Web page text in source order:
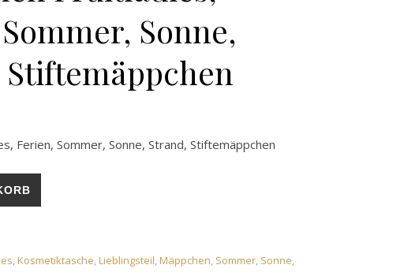
Sonne,
Ferien, Sommer, Sonne, Strand, Stiftemäppchen
Ferien, Sommer, Sonne, Strand, Stiftemäppchen Menge
,Kosmetiktasche,Lieblingsteil,Mäppchen, Sommer, Sonne,